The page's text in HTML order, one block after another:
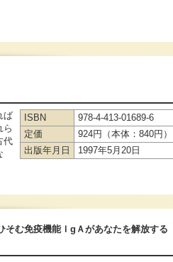
ば
ら
代
ISBN
978-4-413-01689-6
定価
924円（本体：840円）
出版年月日
1997年5月20日
そむ免疫機能ＩgＡがあなたを解放する